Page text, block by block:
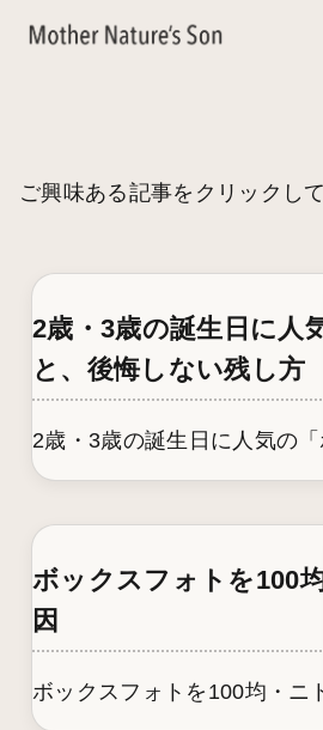
ご興味ある記事をクリックし
2歳・3歳の誕生日に人
と、後悔しない残し方
2歳・3歳の誕生日に人気の
ボックスフォトを100
因
ボックスフォトを100均・ニ